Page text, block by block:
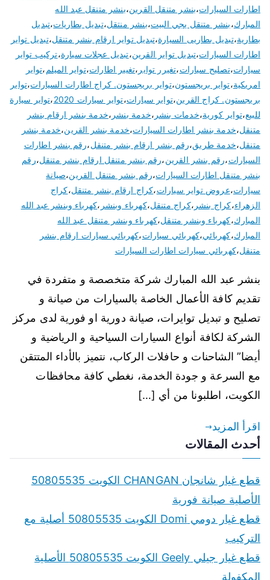
اطارات السيارات،بنشر متنقل القرين،بنشر متنقل عبد الله
المبارك،بنشر متنقل يجي البيت،بنشر منتقل،تبديل بطاريات،تبديل
بطارية،تبديل بطاريى السيارة،تبديل تواير ارقام بنشر متنقل،تبديل تواير
اطارات السيارات،تبديل تواير القرين،تبديل عجلات سيارة،تركيب تواير
سيارات،تصليح سيارات،تغيرر تواير ،تغيير اطارات،تواير الميلم،تواير
امريكية،تواير بريجستون،تواير بريجستون. كراج اطارات السيارات،تواير
بريجستون. كراج القرين،تواير سيارات،تواير سيارات 2020 ،تواير سيارة
للبيع،تواير كورية،خدمات بنشر ،خدمة بنشر ،خدمة بنشر ارقام بنشر
متنقل،خدمة بنشر اطارات السيارات،خدمة بنشر القرين،خدمة بنشر
متنقل،خدمة طريق،رقم بنشر ارقام بنشر متنقل،رقم بنشر اطارات
السيارات،رقم بنشر القرين،رقم بنشر متنقل ارقام بنشر متنقل،رقم
بنشر متنقل اطارات السيارات،رقم بنشر متنقل القرين،صيانة
سيارات،عروض تواير سيارات،كراج ارقام بنشر متنقل،كراج
الزهراء،كراج بنشر ،كراج متنقل،كهرباء وبنشر ،كهرباء وبنشر عبد الله
المبارك،كهرباء وبنشر متنقل،كهرباء وبنشر متنقل عبد الله
المبارك،كهربائي،كهربائي سيارات،كهربائي سيارات ارقام بنشر
متنقل،كهربائي سيارات اطارات السيارات
بنشر عبد الله المبارك شركة متخصصة و متفردة في
تقديم كافة الأعمال الخاصة بالسيارات من صيانة و
تصليح و تبديل توايرات، صيانة دورية او فورية لدى مركز
الشركة لكافة أنواع السيارات السياحية و الرياضية و
أيضا” الشاحنات و حافلات الركاب، نتميز بالأداء المتتقن
مع السرعة و جودة الخدمة، نغطي كافة محافظات
الكويت، اطلبونا من أي […]
اقرأ المزيد
أحدث المقالات
قطع غيار شانجان CHANGAN الكويت 50805535
الأصلية صيانة فورية
قطع غيار دومي Domi الكويت 50805535 أصلية مع
التركيب
قطع غيار جيلي Geely الكويت 50805535 الأصلية
المكفولة